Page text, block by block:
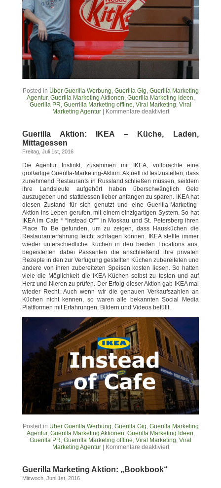
Posted in Über Guerilla Werbung, Guerilla Gig, Guerilla Marketing
Agentur, Guerilla Marketing Aktionen, Guerilla Marketing Ideen,
Guerilla PR, Guerrilla Marketing offline, Viral Marketing, Viral
Marketing Agentur| Kommentare deaktiviert
Guerilla Aktion: IKEA – Küche, Laden,
Mittagessen
Freitag, Juli 1st, 2016
Die Agentur Instinkt, zusammen mit IKEA, vollbrachte eine
großartige Guerilla-Marketing-Aktion. Aktuell ist festzustellen, dass
zunehmend Restaurants in Russland schließen müssen, seitdem
ihre Landsleute aufgehört haben überschwänglich Geld
auszugeben und stattdessen lieber anfangen zu sparen. IKEA hat
diesen Zustand für sich genutzt und eine Guerilla-Marketing-
Aktion ins Leben gerufen, mit einem einzigartigen System. So hat
IKEA im Cafe “ “Instead Of”” in Moskau und St. Petersberg ihren
Place To Be gefunden, um zu zeigen, dass Hausküchen die
Restauranterfahrung leicht schlagen können. IKEA stellte immer
wieder unterschiedliche Küchen in den beiden Locations aus,
begeisterten dabei Passanten die anschließend ihre privaten
Rezepte in den zur Verfügung gestellten Küchen zubereiteten und
andere von ihren zubereiteten Speisen kosten liesen. So hatten
viele die Möglichkeit die IKEA Küchen selbst zu testen und auf
Herz und Nieren zu prüfen. Der Erfolg dieser Aktion gab IKEA mal
wieder Recht: Auch wenn wir die genauen Verkaufszahlen an
Küchen nicht kennen, so waren alle bekannten Social Media
Plattformen mit Erfahrungen, Bildern und Videos befüllt.
Posted in Über Guerilla Werbung, Guerilla Gig, Guerilla Marketing
Agentur, Guerilla Marketing Aktionen, Guerilla Marketing Ideen,
Guerilla PR, Guerrilla Marketing offline, Viral Marketing, Viral
Marketing Agentur| Kommentare deaktiviert
Guerilla Marketing Aktion: „Bookbook“
Mittwoch, Juni 1st, 2016